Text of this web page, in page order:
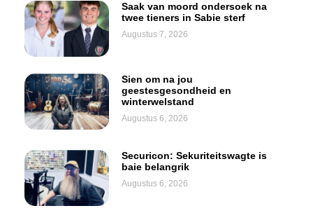
Saak van moord ondersoek na
twee tieners in Sabie sterf
Augustus 7, 2026
Sien om na jou
geestesgesondheid en
winterwelstand
Augustus 6, 2026
Securicon: Sekuriteitswagte is
baie belangrik
Augustus 6, 2026